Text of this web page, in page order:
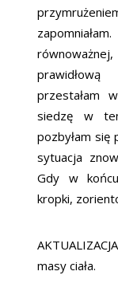
prawidłową
przestałam
siedzę w
pozbyłam się
sytuacja
Gdy w
kropki,
masy ciała.